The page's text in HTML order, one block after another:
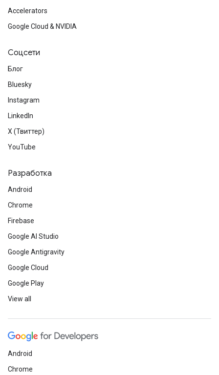
Accelerators
Google Cloud & NVIDIA
Соцсети
Блог
Bluesky
Instagram
LinkedIn
X (Твиттер)
YouTube
Разработка
Android
Chrome
Firebase
Google AI Studio
Google Antigravity
Google Cloud
Google Play
View all
Android
Chrome